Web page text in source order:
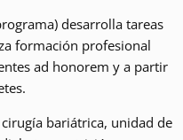
desarrolla tareas
formación profesional
ad honorem y a partir
bariátrica, unidad de